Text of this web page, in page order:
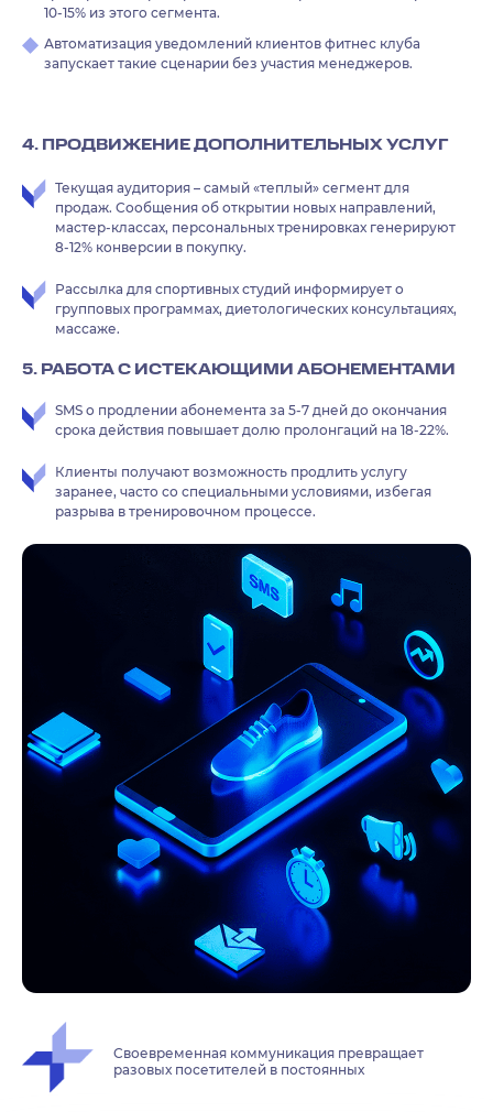
10-15% из этого сегмента.
Автоматизация уведомлений клиентов фитнес клуба
запускает такие сценарии без участия менеджеров.
4. ПРОДВИЖЕНИЕ ДОПОЛНИТЕЛЬНЫХ УСЛУГ
Текущая аудитория – самый «теплый» сегмент для
продаж. Сообщения об открытии новых направлений,
мастер-классах, персональных тренировках генерируют
8-12% конверсии в покупку.
Рассылка для спортивных студий информирует о
групповых программах, диетологических консультациях,
массаже.
5. РАБОТА С ИСТЕКАЮЩИМИ АБОНЕМЕНТАМИ
SMS о продлении абонемента за 5-7 дней до окончания
срока действия повышает долю пролонгаций на 18-22%.
Клиенты получают возможность продлить услугу
заранее, часто со специальными условиями, избегая
разрыва в тренировочном процессе.
Своевременная коммуникация превращает
разовых посетителей в постоянных